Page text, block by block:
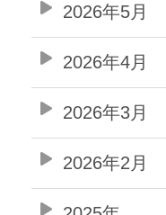
2026年5月
2026年4月
2026年3月
2026年2月